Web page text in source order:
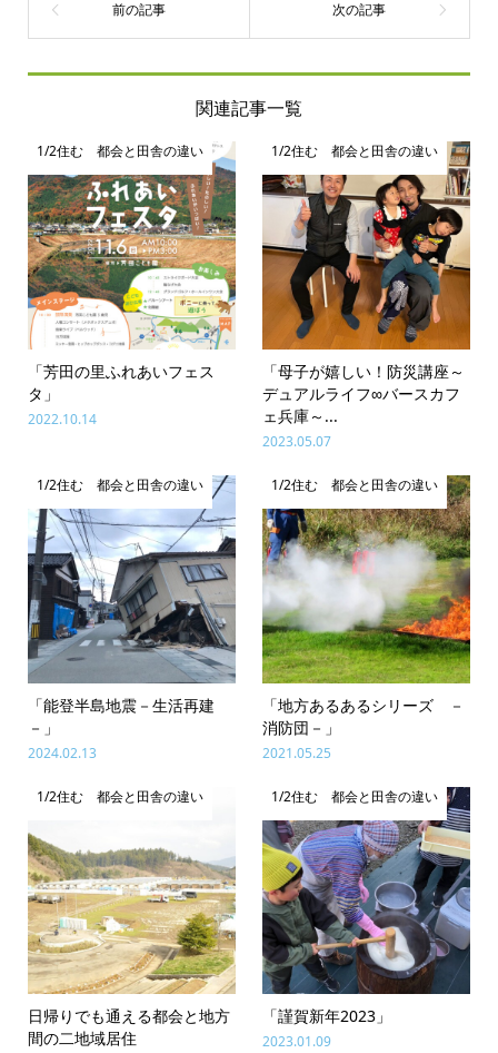
関連記事一覧
1/2住む 都会と田舎の違い
「芳田の里ふれあいフェス
タ」
2022.10.14
1/2住む 都会と田舎の違い
「母子が嬉しい！防災講座～
デュアルライフ∞バースカフ
ェ兵庫～...
2023.05.07
1/2住む 都会と田舎の違い
「能登半島地震－生活再建
－」
2024.02.13
1/2住む 都会と田舎の違い
「地方あるあるシリーズ －
消防団－」
2021.05.25
1/2住む 都会と田舎の違い
日帰りでも通える都会と地方
間の二地域居住
1/2住む 都会と田舎の違い
「謹賀新年2023」
2023.01.09